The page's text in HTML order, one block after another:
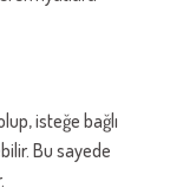
isteğe bağlı
Bu sayede